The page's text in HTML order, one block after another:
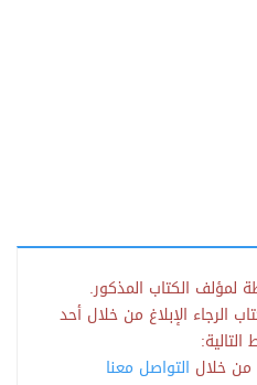
لمؤلف الكتاب المذكور.
الرجاء الإبلاغ من خلال أحد
التالية:
من خلال التواصل معنا